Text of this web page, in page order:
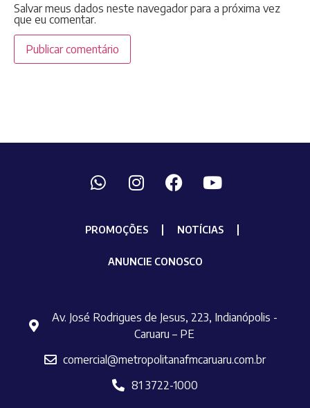
Salvar meus dados neste navegador para a próxima vez
que eu comentar.
PROMOÇÕES NOTÍCIAS
ANUNCIE CONOSCO
Av. José Rodrigues de Jesus, 223, Indianópolis -
Caruaru – PE
comercial@metropolitanafmcaruaru.com.br
81 3722-1000